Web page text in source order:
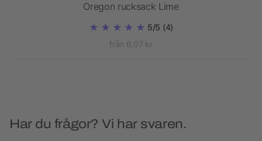
Oregon rucksack Lime
5/5 (4)
från 6,07 kr
Har du frågor? Vi har svaren.